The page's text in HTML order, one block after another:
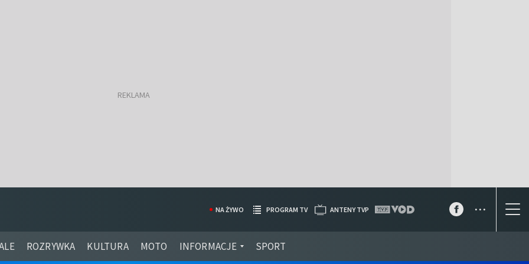
ROZRYWKA KULTURA MOTO INFORMACJE SPORT
NA ŻYWO PROGRAM TV ANTENY TVP ...